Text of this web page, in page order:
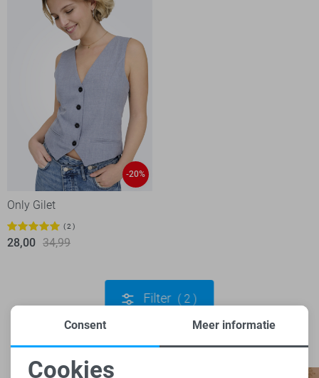
-20%
Only Gilet
2
28,00 34,99
Filter 2
Consent Meer informatie
Cookies